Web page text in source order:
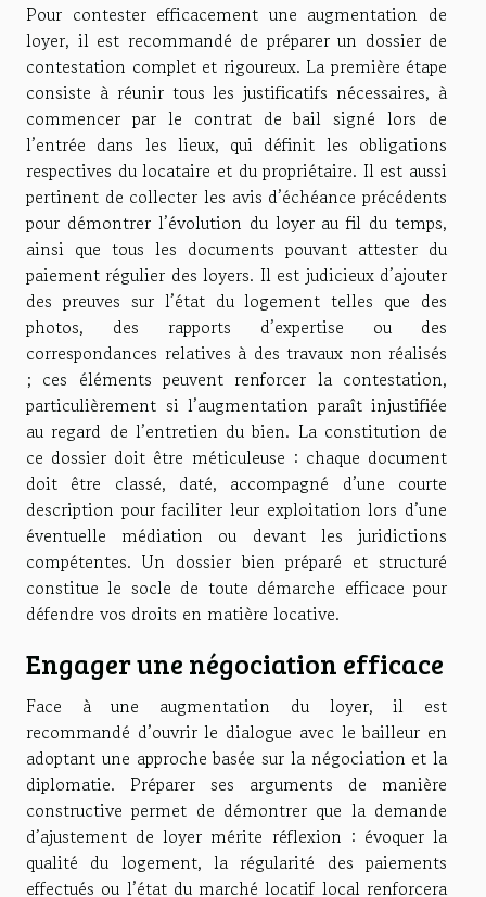
Pour contester efficacement une augmentation de
loyer, il est recommandé de préparer un dossier de
contestation complet et rigoureux. La première étape
consiste à réunir tous les justificatifs nécessaires, à
commencer par le contrat de bail signé lors de
l’entrée dans les lieux, qui définit les obligations
respectives du locataire et du propriétaire. Il est aussi
pertinent de collecter les avis d’échéance précédents
pour démontrer l’évolution du loyer au fil du temps,
ainsi que tous les documents pouvant attester du
paiement régulier des loyers. Il est judicieux d’ajouter
des preuves sur l’état du logement telles que des
photos, des rapports d’expertise ou des
correspondances relatives à des travaux non réalisés
; ces éléments peuvent renforcer la contestation,
particulièrement si l’augmentation paraît injustifiée
au regard de l’entretien du bien. La constitution de
ce dossier doit être méticuleuse : chaque document
doit être classé, daté, accompagné d’une courte
description pour faciliter leur exploitation lors d’une
éventuelle médiation ou devant les juridictions
compétentes. Un dossier bien préparé et structuré
constitue le socle de toute démarche efficace pour
défendre vos droits en matière locative.
Engager une négociation efficace
Face à une augmentation du loyer, il est
recommandé d’ouvrir le dialogue avec le bailleur en
adoptant une approche basée sur la négociation et la
diplomatie. Préparer ses arguments de manière
constructive permet de démontrer que la demande
d’ajustement de loyer mérite réflexion : évoquer la
qualité du logement, la régularité des paiements
effectués ou l’état du marché locatif local renforcera